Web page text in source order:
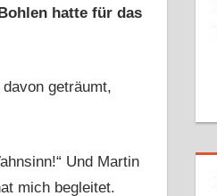
hatte für das
geträumt,
Und Martin
mich begleitet.